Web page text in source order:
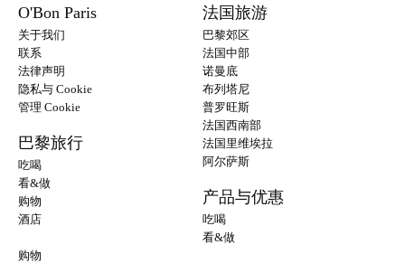
O'Bon Paris
关于我们
联系
法律声明
隐私与 Cookie
管理 Cookie
巴黎旅行
吃喝
看&做
购物
酒店
法国旅游
巴黎郊区
法国中部
诺曼底
布列塔尼
普罗旺斯
法国西南部
法国里维埃拉
阿尔萨斯
产品与优惠
吃喝
看&做
购物